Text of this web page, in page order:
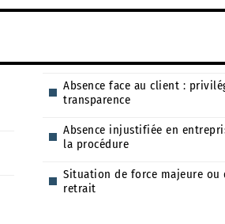
Absence face au client :
transparence
Absence injustifiée en
la procédure
Situation de force majeure ou
retrait